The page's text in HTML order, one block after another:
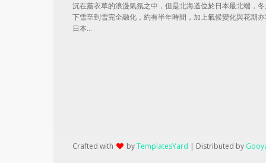
沉在薰衣草的浪漫氣氛之中，但是北海道位於日本最北端，
下雪至到雪完全融化，約有半年時間，加上氣候變化與花期
日本…
Crafted with byTemplatesYard | Distributed by